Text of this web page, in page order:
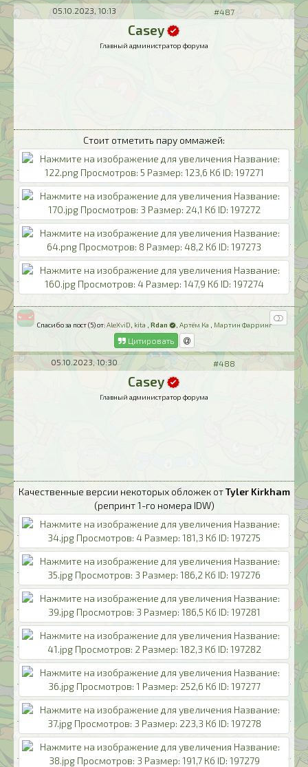
05.10.2023, 10:13 #487
Casey
Главный администратор форума
Стоит отметить пару оммажей:
Спасибо за пост (5) от: AleXviD kita Rdan , Артём Ка Мартин Фарринг
Цитировать
05.10.2023, 10:30 #488
Casey
Главный администратор форума
Качественные версии некоторых обложек отTyler Kirkham
(репринт 1-го номера IDW)